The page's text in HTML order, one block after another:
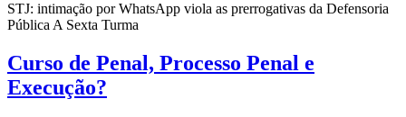
STJ: intimação por WhatsApp viola as prerrogativas da Defensoria
Pública A Sexta Turma
Curso de Penal, Processo Penal e
Execução?